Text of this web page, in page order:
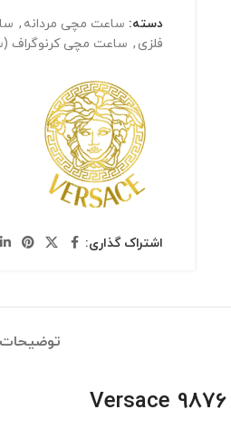
دسته: ساعت مچی مردانه ,
فلزی , ساعت مچی کرنوگراف
اشتراک گذاری:
توضیحات